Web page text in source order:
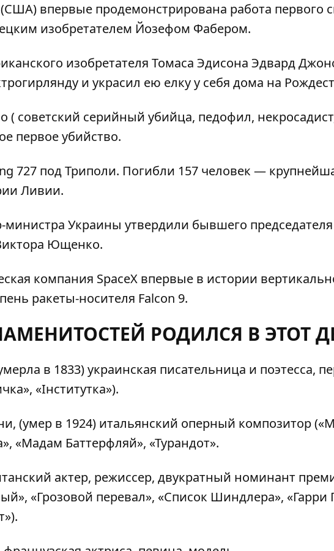
впервые продемонстрирована работа первого
изобретателем Йозефом Фабером.
изобретателя Томаса Эдисона Эдвард
и украсил ею елку у себя дома на
( советский серийный убийца, педофил,
первое убийство.
727 под Триполи. Погибли 157 человек —
Ливии.
Украины утвердили бывшего председателя
Ющенко.
компания SpaceX впервые в истории
ракеты-носителя Falcon 9.
РОДИЛСЯ В ЭТОТ
в 1833) украинская писательница и поэтесса,
«Інститутка»).
(умер в 1924) итальянский оперный композитор
«Мадам Баттерфляй», «Турандот».
актер, режиссер, двукратный номинант
«Грозовой перевал», «Список Шиндлера», «Гарри